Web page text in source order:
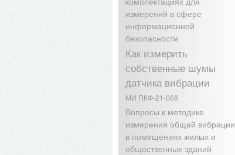
измерений в сфере
информационной
безопасности
Как измерить
собственные шумы
датчика вибрации
МИ ПКФ-21-068
Вопросы к методике
измерения общей вибрации
в помещениях жилых и
общественных зданий